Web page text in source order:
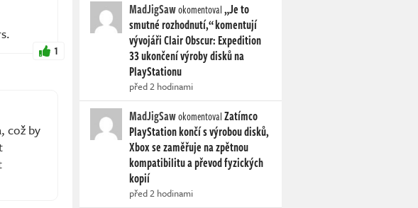
1
což by
MadJigSawokomentoval„Je to
smutné rozhodnutí,“ komentují
vývojáři Clair Obscur: Expedition
33 ukončení výroby disků na
PlayStationu
před 2 hodinami
MadJigSawokomentovalZatímco
PlayStation končí s výrobou disků,
Xbox se zaměřuje na zpětnou
kompatibilitu a převod fyzických
kopií
před 2 hodinami